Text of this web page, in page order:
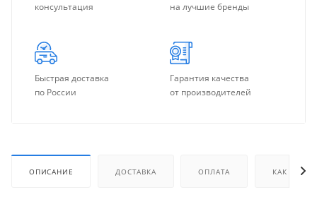
консультация
на лучшие бренды
Быстрая доставка
по России
Гарантия качества
от производителей
ОПИСАНИЕ ДОСТАВКА ОПЛАТА КАК